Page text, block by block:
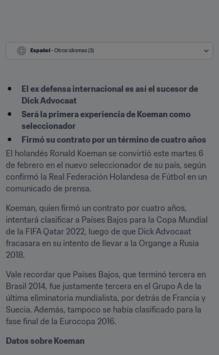
Español - Otros idiomas (3)
El ex defensa internacional es así el sucesor de
Dick Advocaat
Será la primera experiencia de Koeman como
seleccionador
Firmó su contrato por un término de cuatro años
El holandés Ronald Koeman se convirtió este martes 6
de febrero en el nuevo seleccionador de su país, según
confirmó la Real Federación Holandesa de Fútbol en un
comunicado de prensa.
Koeman, quien firmó un contrato por cuatro años,
intentará clasificar a Países Bajos para la Copa Mundial
de la FIFA Qatar 2022, luego de que Dick Advocaat
fracasara en su intento de llevar a la Organge a Rusia
2018.
Vale recordar que Países Bajos, que terminó tercera en
Brasil 2014, fue justamente tercera en el Grupo A de la
última eliminatoria mundialista, por detrás de Francia y
Suecia. Además, tampoco se había clasificado para la
fase final de la Eurocopa 2016.
Datos sobre Koeman